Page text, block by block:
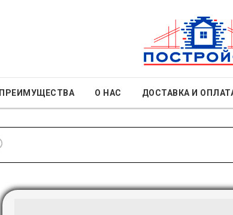
ПРЕИМУЩЕСТВА О НАС ДОСТАВКА И